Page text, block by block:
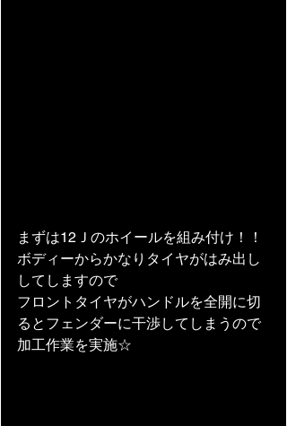
まずは12Ｊのホイールを組み付け！！
ボディーからかなりタイヤがはみ出し
してしますので
フロントタイヤがハンドルを全開に切
るとフェンダーに干渉してしまうので
加工作業を実施☆